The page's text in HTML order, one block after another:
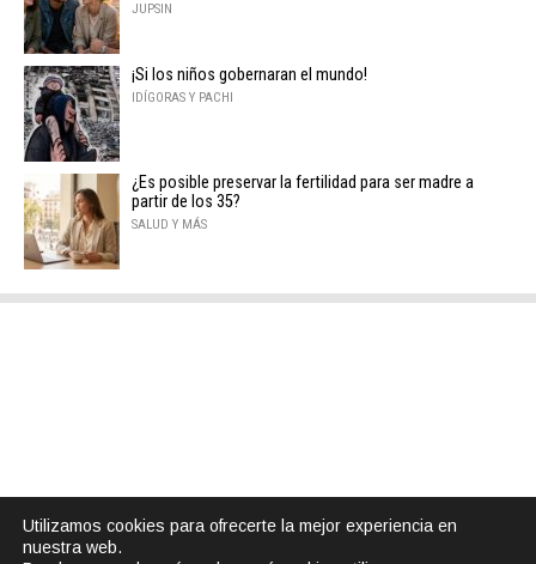
JUPSIN
¡Si los niños gobernaran el mundo!
IDÍGORAS Y PACHI
¿Es posible preservar la fertilidad para ser madre a
partir de los 35?
SALUD Y MÁS
Utilizamos cookies para ofrecerte la mejor experiencia en
nuestra web.